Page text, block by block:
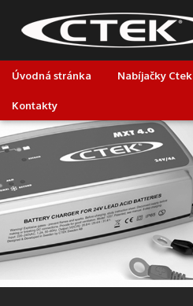
Úvodná stránka Nabíjačky Ctek
Kontakty